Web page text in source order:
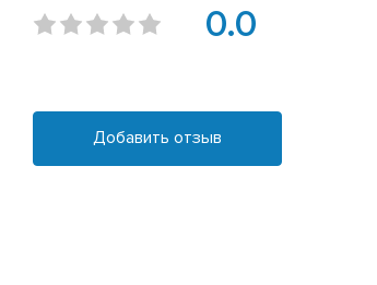
0.0
Добавить отзыв